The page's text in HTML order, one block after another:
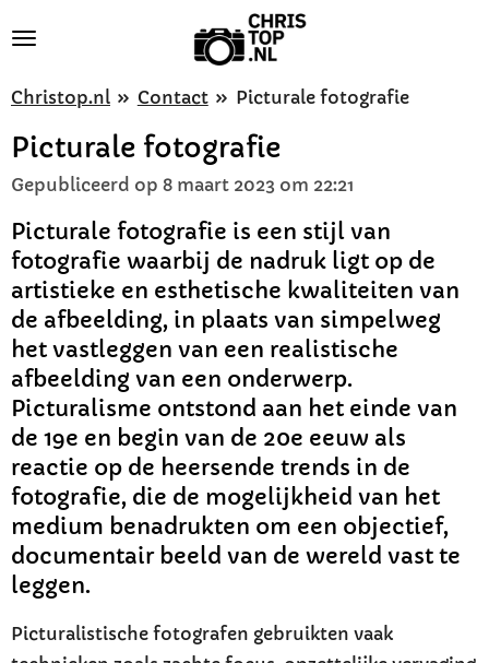
naar
hoofdinhoud
Christop.nl » Contact » Picturale fotografie
Picturale fotografie
Gepubliceerd op 8 maart 2023 om 22:21
Picturale fotografie is een stijl van
fotografie waarbij de nadruk ligt op de
artistieke en esthetische kwaliteiten van
de afbeelding, in plaats van simpelweg
het vastleggen van een realistische
afbeelding van een onderwerp.
Picturalisme ontstond aan het einde van
de 19e en begin van de 20e eeuw als
reactie op de heersende trends in de
fotografie, die de mogelijkheid van het
medium benadrukten om een objectief,
documentair beeld van de wereld vast te
leggen.
Picturalistische fotografen gebruikten vaak